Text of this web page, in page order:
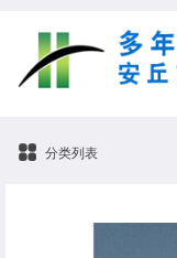
分类列表